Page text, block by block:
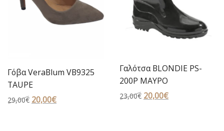
Γόβα VeraBlum VB9325
TAUPE
29,00€ Original
20,00€Η
Γαλότσα BLONDIE PS-
200P ΜΑΥΡΟ
23,00€ Original
20,00€Η